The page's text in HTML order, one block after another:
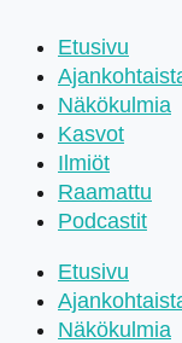
Etusivu
Näkökulmia
Kasvot
Ilmiöt
Raamattu
Podcastit
Etusivu
Näkökulmia